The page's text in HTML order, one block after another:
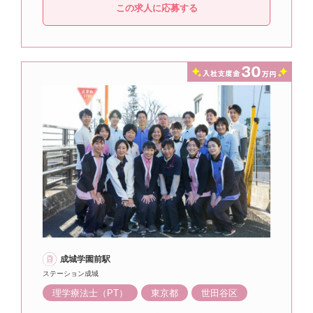
この求人に応募する
成城学園前駅
ステーション成城
理学療法士（PT） 東京都 世田谷区